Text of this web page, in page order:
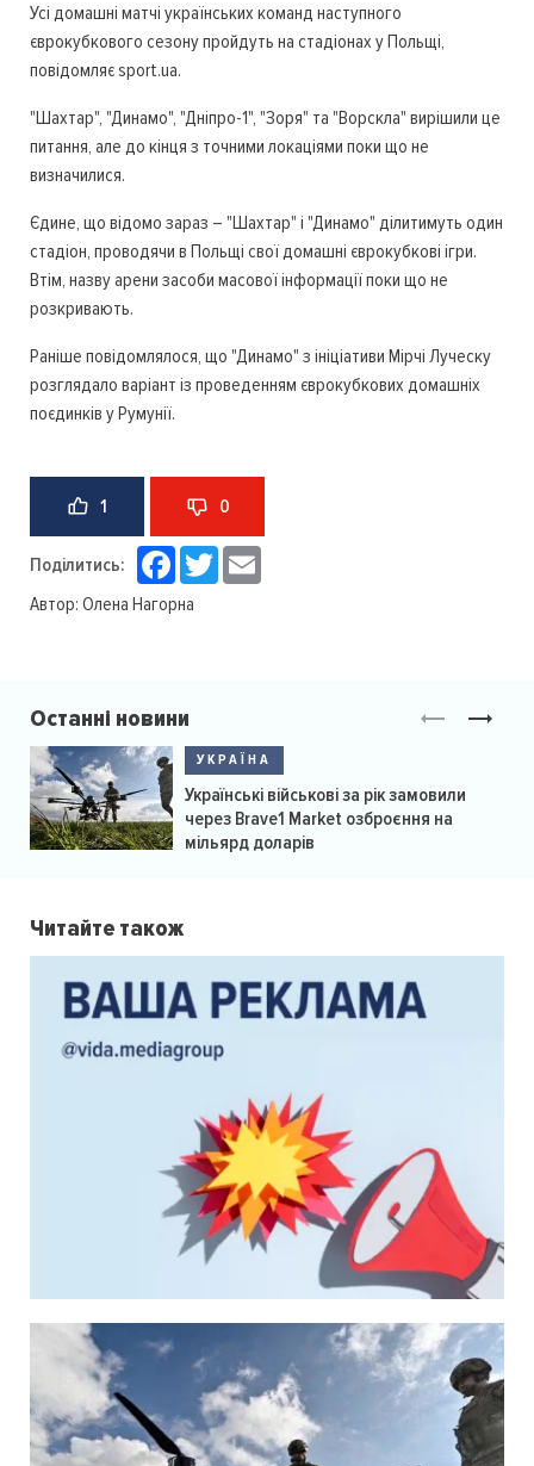
Усі домашні матчі українських команд наступного
єврокубкового сезону пройдуть на стадіонах у Польщі,
повідомляє sport.ua.
"Шахтар", "Динамо", "Дніпро-1", "Зоря" та "Ворскла" вирішили це
питання, але до кінця з точними локаціями поки що не
визначилися.
Єдине, що відомо зараз – "Шахтар" і "Динамо" ділитимуть один
стадіон, проводячи в Польщі свої домашні єврокубкові ігри.
Втім, назву арени засоби масової інформації поки що не
розкривають.
Раніше повідомлялося, що "Динамо" з ініціативи Мірчі Луческу
розглядало варіант із проведенням єврокубкових домашніх
поєдинків у Румунії.
1 0
Поділитись: Facebook
Twitter
Автор: Олена Нагорна
Останні новини
УКРАЇНА
Українські військові за рік замовили
через Brave1 Market озброєння на
мільярд доларів
Читайте також